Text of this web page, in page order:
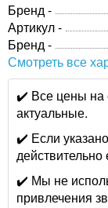
Бренд -
Артикул -
Бренд -
Смотреть все
✔️ Все цены на
актуальные.
✔️ Если
действительно
✔️ Мы не
привлечения